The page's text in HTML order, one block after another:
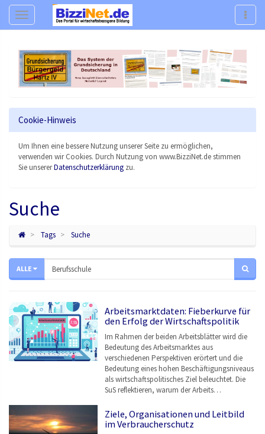
Navigation
Cookie-Hinweis
Um Ihnen eine bessere Nutzung unserer Seite zu ermöglichen,
verwenden wir Cookies. Durch Nutzung von www.BizziNet.de stimmen
Sie unsererDatenschutzerklärung zu.
Suche
Tags Suche
ALLE
Arbeitsmarktdaten: Fieberkurve für
den Erfolg der Wirtschaftspolitik
Im Rahmen der beiden Arbeitsblätter wird die
Bedeutung des Arbeitsmarktes aus
verschiedenen Perspektiven erörtert und die
Bedeutung eines hohen Beschäftigungsniveaus
als wirtschaftspolitisches Ziel beleuchtet. Die
SuS reflektieren, warum der Arbeits…
Ziele, Organisationen und Leitbild
im Verbraucherschutz